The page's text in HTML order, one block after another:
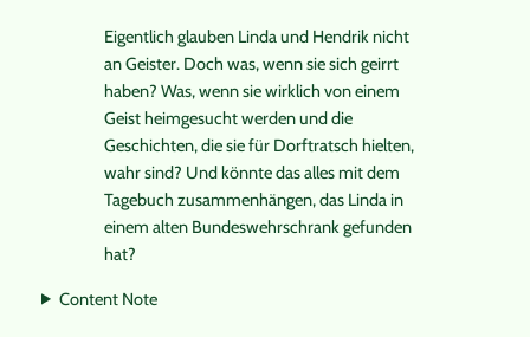
Eigentlich glauben Linda und Hendrik nicht
an Geister. Doch was, wenn sie sich geirrt
haben? Was, wenn sie wirklich von einem
Geist heimgesucht werden und die
Geschichten, die sie für Dorftratsch hielten,
wahr sind? Und könnte das alles mit dem
Tagebuch zusammenhängen, das Linda in
einem alten Bundeswehrschrank gefunden
hat?
Content Note